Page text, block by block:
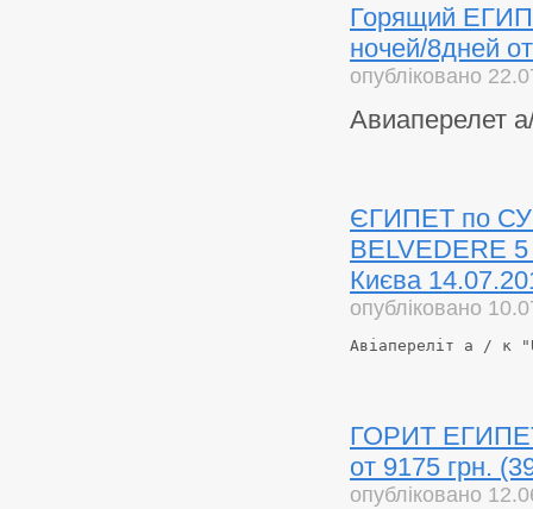
Горящий
ночей/8дней
опубліковано
Авиаперелет
ЄГИПЕТ по
BELVEDERE 5
Києва
опубліковано
Авіапереліт а / к
ГОРИТ
от 9175 грн.
опубліковано